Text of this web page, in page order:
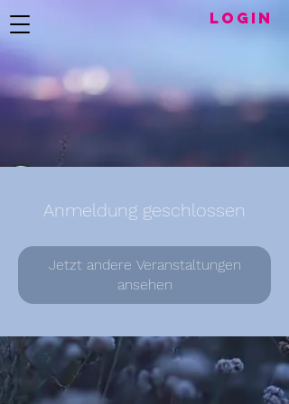
LogIN
Anmeldung geschlossen
Jetzt andere Veranstaltungen
ansehen